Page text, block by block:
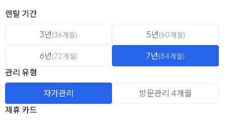
옵션 선택
렌탈 선택
렌탈 기간
3년(36개월) 5년(60개월)
6년(72개월) 7년(84개월)
관리 유형
자가관리
방문관리 4개월
제휴 카드